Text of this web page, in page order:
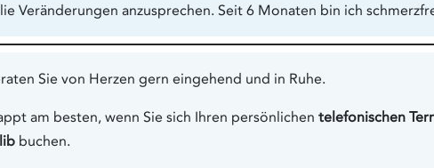
Veränderungen anzusprechen. Seit 6 Monaten bin ich
Sie von Herzen gern eingehend und in Ruhe.
am besten, wenn Sie sich Ihren persönlichentelefonischen
buchen.